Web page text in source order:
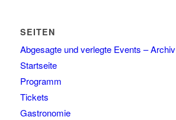
SEITEN
Abgesagte und verlegte Events – Archiv
Startseite
Programm
Tickets
Gastronomie